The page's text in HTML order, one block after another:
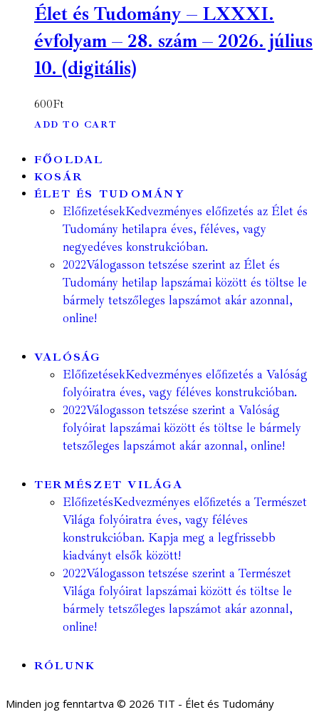
Élet és Tudomány – LXXXI.
évfolyam – 28. szám – 2026. július
10. (digitális)
600Ft
ADD TO CART
FŐOLDAL
KOSÁR
ÉLET ÉS TUDOMÁNY
ElőfizetésekKedvezményes előfizetés az Élet és
Tudomány hetilapra éves, féléves, vagy
negyedéves konstrukcióban.
2022Válogasson tetszése szerint az Élet és
Tudomány hetilap lapszámai között és töltse le
bármely tetszőleges lapszámot akár azonnal,
online!
VALÓSÁG
ElőfizetésekKedvezményes előfizetés a Valóság
folyóiratra éves, vagy féléves konstrukcióban.
2022Válogasson tetszése szerint a Valóság
folyóirat lapszámai között és töltse le bármely
tetszőleges lapszámot akár azonnal, online!
TERMÉSZET VILÁGA
ElőfizetésKedvezményes előfizetés a Természet
Világa folyóiratra éves, vagy féléves
konstrukcióban. Kapja meg a legfrissebb
kiadványt elsők között!
2022Válogasson tetszése szerint a Természet
Világa folyóirat lapszámai között és töltse le
bármely tetszőleges lapszámot akár azonnal,
online!
RÓLUNK
Minden jog fenntartva © 2026 TIT - Élet és Tudomány